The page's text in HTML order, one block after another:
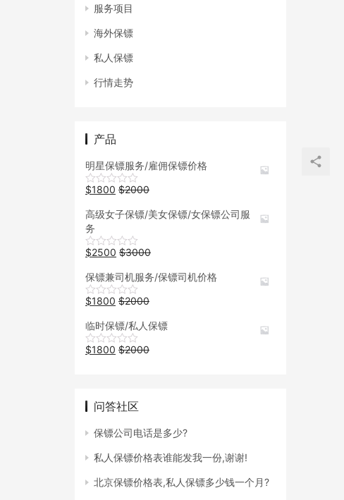
服务项目
海外保镖
私人保镖
行情走势
产品
明星保镖服务/雇佣保镖价格
$1800 $2000
高级女子保镖/美女保镖/女保镖公司服
务
$2500 $3000
保镖兼司机服务/保镖司机价格
$1800 $2000
临时保镖/私人保镖
$1800 $2000
问答社区
保镖公司电话是多少?
私人保镖价格表谁能发我一份,谢谢!
北京保镖价格表,私人保镖多少钱一个月?